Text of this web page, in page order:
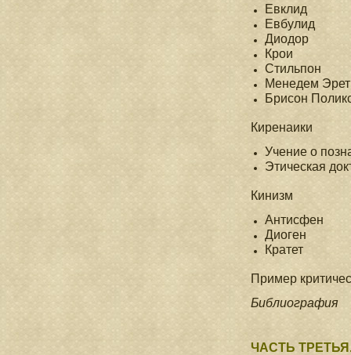
Евклид
Евбулид
Диодор
Крои
Стильпон
Менедем
Брисон
Киренаики
Учение о
Этическая
Кинизм
Антисфен
Диоген
Кратет
Пример
Библиография
ЧАСТЬ